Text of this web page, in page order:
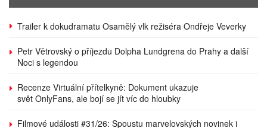
Trailer k dokudramatu Osamělý vlk režiséra Ondřeje Veverky
Petr Větrovský o příjezdu Dolpha Lundgrena do Prahy a další
Noci s legendou
Recenze Virtuální přítelkyně: Dokument ukazuje
svět OnlyFans, ale bojí se jít víc do hloubky
Filmové události #31/26: Spoustu marvelovských novinek i